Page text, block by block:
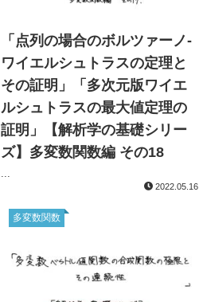
「点列の場合のボルツァーノ-
ワイエルシュトラスの定理と
その証明」「多次元版ワイエ
ルシュトラスの最大値定理の
証明」【解析学の基礎シリー
ズ】多変数関数編 その18
...
2022.05.16
多変数関数